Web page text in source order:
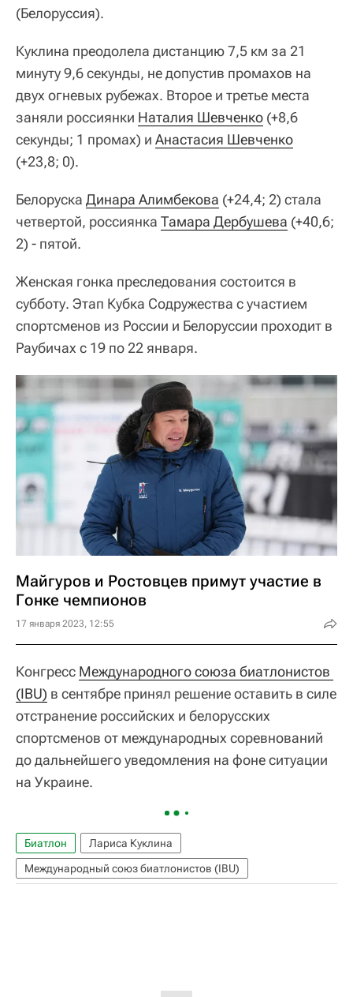
(Белоруссия).
Куклина преодолела дистанцию 7,5 км за 21
минуту 9,6 секунды, не допустив промахов на
двух огневых рубежах. Второе и третье места
заняли россиянки Наталия Шевченко (+8,6
секунды; 1 промах) и Анастасия Шевченко
(+23,8; 0).
Белоруска Динара Алимбекова (+24,4; 2) стала
четвертой, россиянка Тамара Дербушева (+40,6;
2) - пятой.
Женская гонка преследования состоится в
субботу. Этап Кубка Содружества с участием
спортсменов из России и Белоруссии проходит в
Раубичах с 19 по 22 января.
Майгуров и Ростовцев примут участие в
Гонке чемпионов
17 января 2023, 12:55
Конгресс Международного союза биатлонистов
(IBU) в сентябре принял решение оставить в силе
отстранение российских и белорусских
спортсменов от международных соревнований
до дальнейшего уведомления на фоне ситуации
на Украине.
Биатлон
Лариса Куклина
Международный союз биатлонистов (IBU)